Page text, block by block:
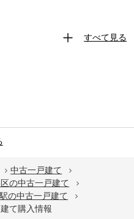
すべて見る
中古一戸建て
の中古一戸建て
の中古一戸建て
て購入情報